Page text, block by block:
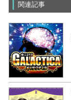
関連記事